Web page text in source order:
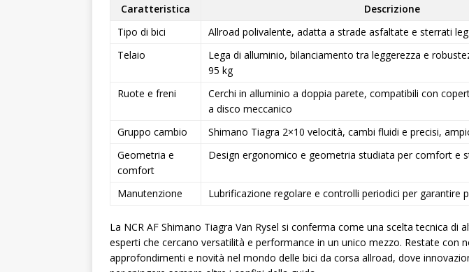
Caratteristica
Descrizione
Tipo di bici
Allroad polivalente, adatta a strade asfaltate e sterrati
Telaio
Lega di alluminio, bilanciamento tra leggerezza e
95 kg
Ruote e freni
Cerchi in alluminio a doppia parete, compatibili con
a disco meccanico
Gruppo cambio
Shimano Tiagra 2×10 velocità, cambi fluidi e precisi,
Geometria e
comfort
Design ergonomico e geometria studiata per comfort e
Manutenzione Lubrificazione regolare e controlli periodici per garantire
La NCR AF Shimano Tiagra Van Rysel si conferma come una scelta tecnica di
esperti che cercano versatilità e performance in un unico mezzo. Restate con
approfondimenti e novità nel mondo delle bici da corsa allroad, dove